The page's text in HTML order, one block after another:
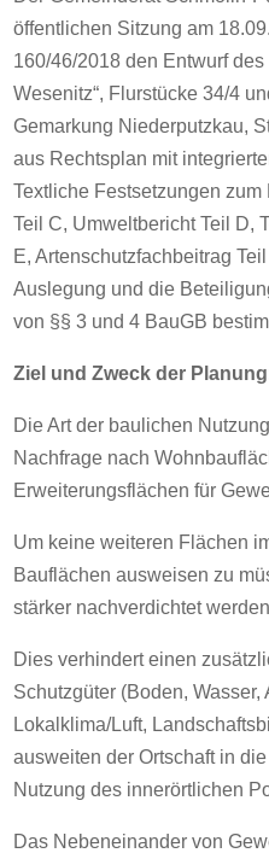
öffentlichen Sitzung am
160/46/2018 den Entwurf
Wesenitz“, Flurstücke 34/4
Gemarkung Niederputzkau,
aus Rechtsplan mit
Textliche Festsetzungen
Teil C, Umweltbericht Teil D,
E, Artenschutzfachbeitrag
Auslegung und die
von §§ 3 und 4 BauGB
Ziel und Zweck der
Die Art der baulichen
Nachfrage nach
Erweiterungsflächen für
Um keine weiteren Flächen
Bauflächen ausweisen zu
stärker nachverdichtet
Dies verhindert einen
Schutzgüter (Boden, Wasser,
Lokalklima/Luft,
ausweiten der Ortschaft in
Nutzung des innerörtlichen
Das Nebeneinander von